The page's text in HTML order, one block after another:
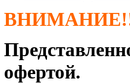
офертой.